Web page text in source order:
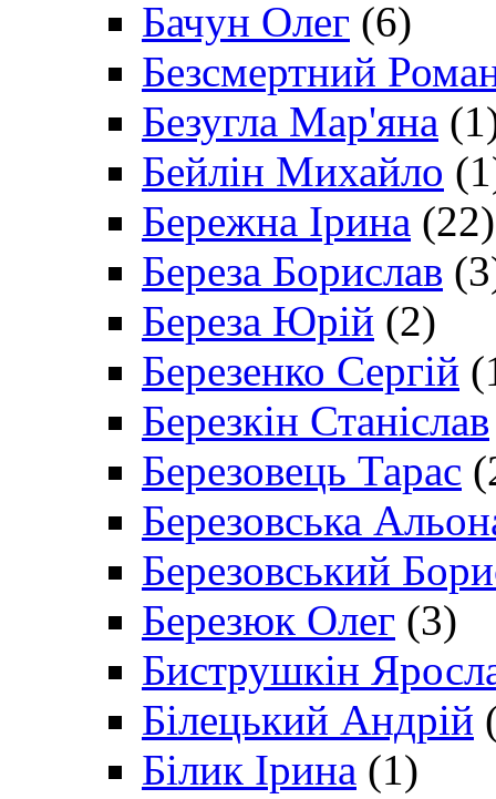
Бачун Олег (6)
Безсмертний
Безугла Мар'яна
Бейлін Михайло
Бережна Ірина (22)
Береза Борислав
Береза Юрій (2)
Березенко Сергій
Березкін Станіслав
Березовець Тарас
Березовська
Березовський
Березюк Олег (3)
Биструшкін
Білецький Андрій
Білик Ірина (1)